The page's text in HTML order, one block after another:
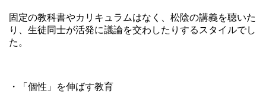
固定の教科書やカリキュラムはなく、松陰の講義を聴いた
り、生徒同士が活発に議論を交わしたりするスタイルでし
た。
・「個性」を伸ばす教育